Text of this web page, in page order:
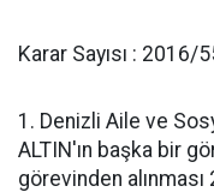
Karar Sayısı : 2016/
1. Denizli Aile ve
ALTIN'ın başka bir
görevinden alınması